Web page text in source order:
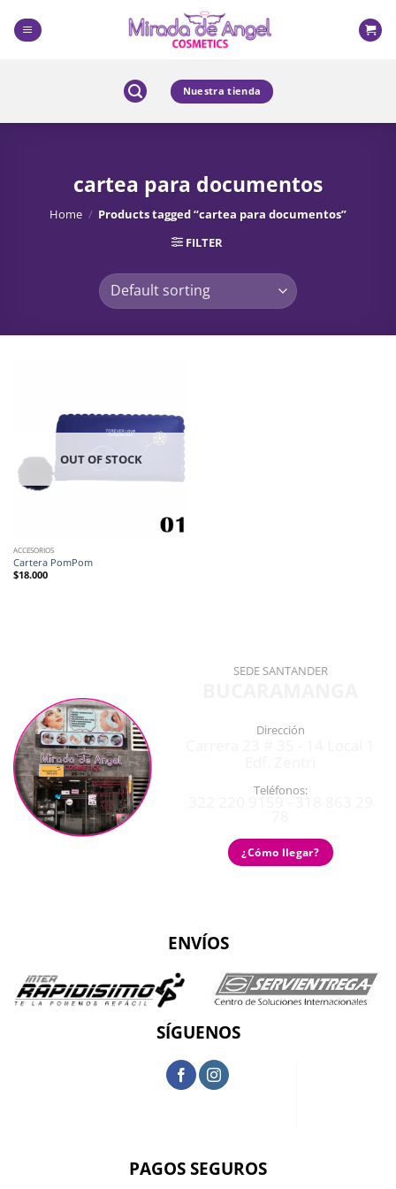
content
Nuestra tienda
cartea para documentos
Home / Products tagged “cartea para documentos”
FILTER
OUT OF STOCK
ACCESORIOS
Cartera PomPom
$18.000
SEDE SANTANDER
Dirección
Teléfonos:
¿Cómo llegar?
ENVÍOS
SÍGUENOS
PAGOS SEGUROS